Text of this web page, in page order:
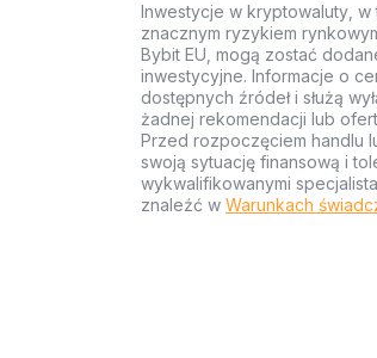
Inwestycje w kryptowaluty,
znacznym ryzykiem
Bybit EU, mogą zostać
inwestycyjne. Informacje o
dostępnych źródeł i służą
żadnej rekomendacji lub
Przed rozpoczęciem handlu
swoją sytuację finansową i
wykwalifikowanymi
znaleźć w Warunkach